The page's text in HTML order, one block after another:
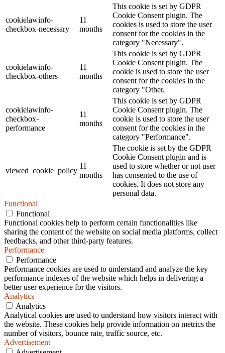
cookielawinfo-
checkbox-necessary
11
months
This cookie is set by GDPR
Cookie Consent plugin. The
cookies is used to store the user
consent for the cookies in the
category "Necessary".
cookielawinfo-
checkbox-others
11
months
This cookie is set by GDPR
Cookie Consent plugin. The
cookie is used to store the user
consent for the cookies in the
category "Other.
cookielawinfo-
checkbox-
performance
11
months
This cookie is set by GDPR
Cookie Consent plugin. The
cookie is used to store the user
consent for the cookies in the
category "Performance".
viewed_cookie_policy
11
months
The cookie is set by the GDPR
Cookie Consent plugin and is
used to store whether or not user
has consented to the use of
cookies. It does not store any
personal data.
Functional
Functional
Functional cookies help to perform certain functionalities like
sharing the content of the website on social media platforms, collect
feedbacks, and other third-party features.
Performance
Performance
Performance cookies are used to understand and analyze the key
performance indexes of the website which helps in delivering a
better user experience for the visitors.
Analytics
Analytics
Analytical cookies are used to understand how visitors interact with
the website. These cookies help provide information on metrics the
number of visitors, bounce rate, traffic source, etc.
Advertisement